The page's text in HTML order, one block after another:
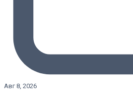
Авг 8, 2026